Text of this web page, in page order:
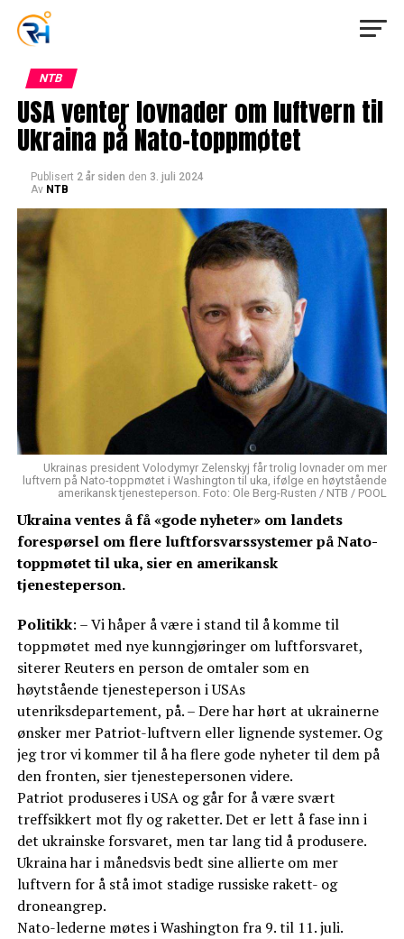
NTB
USA venter lovnader om luftvern til
Ukraina på Nato-toppmøtet
Publisert 2 år siden den 3. juli 2024
Av NTB
Ukrainas president Volodymyr Zelenskyj får trolig lovnader om mer
luftvern på Nato-toppmøtet i Washington til uka, ifølge en høytstående
amerikansk tjenesteperson. Foto: Ole Berg-Rusten / NTB / POOL
Ukraina ventes å få «gode nyheter» om landets
forespørsel om flere luftforsvarssystemer på Nato-
toppmøtet til uka, sier en amerikansk
tjenesteperson.
Politikk: – Vi håper å være i stand til å komme til
toppmøtet med nye kunngjøringer om luftforsvaret,
siterer Reuters en person de omtaler som en
høytstående tjenesteperson i USAs
utenriksdepartement, på. – Dere har hørt at ukrainerne
ønsker mer Patriot-luftvern eller lignende systemer. Og
jeg tror vi kommer til å ha flere gode nyheter til dem på
den fronten, sier tjenestepersonen videre.
Patriot produseres i USA og går for å være svært
treffsikkert mot fly og raketter. Det er lett å fase inn i
det ukrainske forsvaret, men tar lang tid å produsere.
Ukraina har i månedsvis bedt sine allierte om mer
luftvern for å stå imot stadige russiske rakett- og
droneangrep.
Nato-lederne møtes i Washington fra 9. til 11. juli.